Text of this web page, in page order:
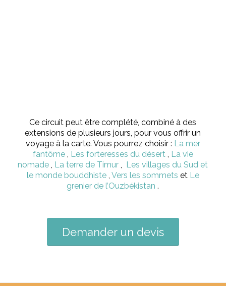
Ce circuit peut être complété, combiné à des
extensions de plusieurs jours, pour vous offrir un
voyage à la carte. Vous pourrez choisir : La mer
fantôme, Les forteresses du désert, La vie
nomade , La terre de Timur , Les villages du Sud et
le monde bouddhiste, Vers les sommets et Le
grenier de l’Ouzbékistan .
Demander un devis